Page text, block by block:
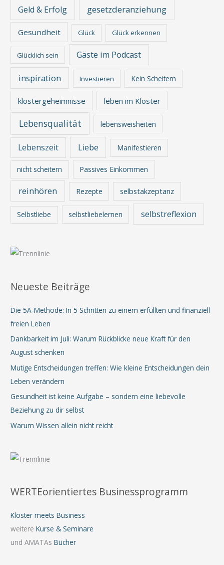
Geld & Erfolg gesetzderanziehung
Gesundheit Glück Glück erkennen
Glücklich sein Gäste im Podcast
inspiration Investieren Kein Scheitern
klostergeheimnisse leben im Kloster
Lebensqualität lebensweisheiten
Lebenszeit Liebe Manifestieren
nicht scheitern Passives Einkommen
reinhören Rezepte selbstakzeptanz
Selbstliebe selbstliebelernen selbstreflexion
Neueste Beiträge
Die 5A-Methode: In 5 Schritten zu einem erfüllten und finanziell
freien Leben
Dankbarkeit im Juli: Warum Rückblicke neue Kraft für den
August schenken
Mutige Entscheidungen treffen: Wie kleine Entscheidungen dein
Leben verändern
Gesundheit ist keine Aufgabe – sondern eine liebevolle
Beziehung zu dir selbst
Warum Wissen allein nicht reicht
WERTEorientiertes Businessprogramm
Kloster meets Business
weitereKurse & Seminare
und AMATAsBücher